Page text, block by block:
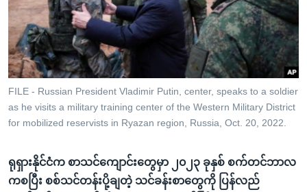
စာမျက်နှာ
သို့
ကျော်
ကြည့်
ရန်
ရှာဖွေ
နေရာ
သို့
သုတပဒေသာ အင်္ဂလိပ်စာ
Learning English
ဗွီအိုအေ လူမှုကွန်ယက်များ
ဘာသာစကားများ
FILE - Russian President Vladimir Putin, center, speaks to a soldier
as he visits a military training center of the Western Military District
for mobilized reservists in Ryazan region, Russia, Oct. 20, 2022.
ရုရှားနိုင်ငံက စာသင်ကျောင်းတွေမှာ ၂၀၂၃ ခုနှစ် စက်တင်ဘာလ
ကစပြီး စစ်သင်တန်းပို့ချတဲ့ သင်ခန်းစာတွေကို ပြန်လည်